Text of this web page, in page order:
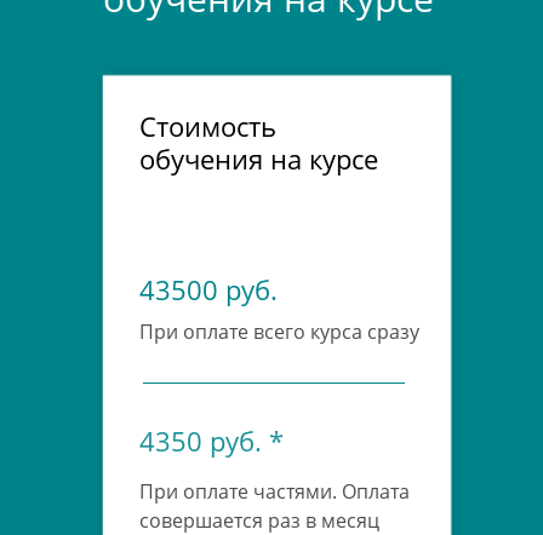
43500 руб.
Стоимость
обучения на курсе
4350 руб. *
При оплате частями. Оплата
совершается раз в месяц
При оплате всего курса сразу